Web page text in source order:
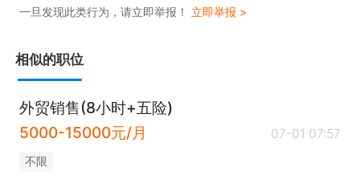
一旦发现此类行为，请立即举报！ 立即举报 >
相似的职位
外贸销售(8小时+五险)
5000-15000元/月
07-01 07:57
不限